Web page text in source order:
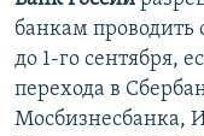
банкам
до 1-го сентября,
перехода в
Мосбизнесбанка,